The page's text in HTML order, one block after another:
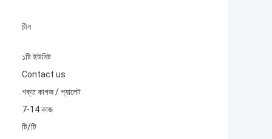
চীন
১টি ইউনিট
Contact us
শক্ত কাগজ / প্যালেট
7-14 কাজ
টি/টি